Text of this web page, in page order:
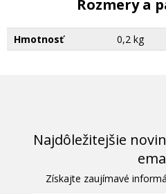
Rozmery a
Hmotnosť 0,2 kg
Najdôležitejšie
Získajte zaujímavé